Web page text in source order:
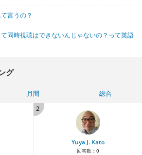
言うの？
同時視聴はできないんじゃないの？って英語
グ
月間
総合
2
Yuya J. Kato
回答数： 0